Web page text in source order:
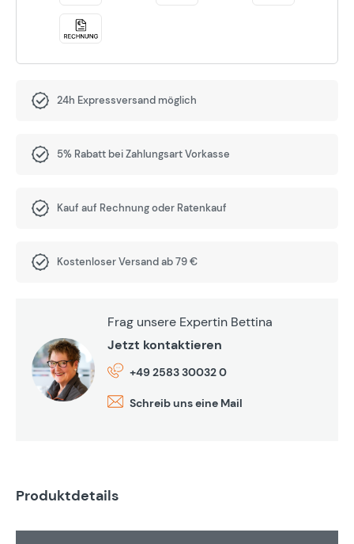
24h Expressversand möglich
5% Rabatt bei Zahlungsart Vorkasse
Kauf auf Rechnung oder Ratenkauf
Kostenloser Versand ab 79 €
Frag unsere Expertin Bettina
Jetzt kontaktieren
+49 2583 30032 0
Schreib uns eine Mail
Produktdetails